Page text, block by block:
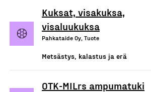
Kuksat, visakuksa,
visaluukuksa
Pahkataide Oy, Tuote
Metsästys, kalastus ja erä
OTK-MILrs ampumatuki